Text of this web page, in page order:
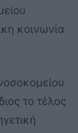
κοινωνία
το τέλος